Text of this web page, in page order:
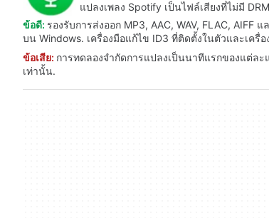
แปลงเพลง Spotify เป็นไฟล์เสียงที่ไม่มี
ข้อดี: รองรับการส่งออก MP3, AAC, WAV, FLAC,
บน Windows. เครื่องมือแก้ไข ID3 ที่ติดตั้งในตัวและเครื่
ข้อเสีย: การทดลองจำกัดการแปลงเป็นนาทีแรกของแต่ล
เท่านั้น.